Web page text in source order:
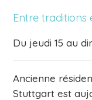
Entre traditions
Du jeudi 15 au
Ancienne
Stuttgart est